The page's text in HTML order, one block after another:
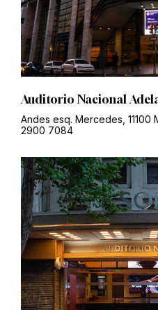
Auditorio Nacional
Andes esq. Mercedes, 11100
2900 7084